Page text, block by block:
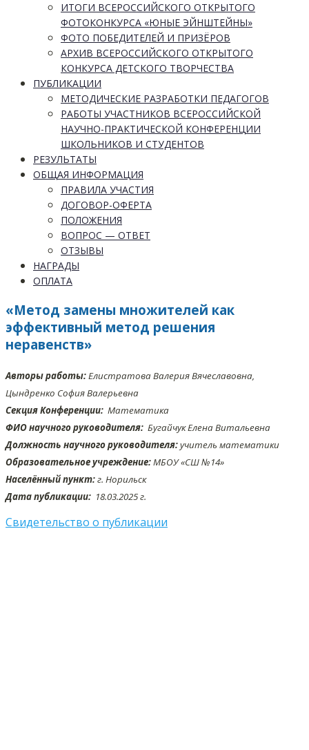
ИТОГИ ВСЕРОССИЙСКОГО ОТКРЫТОГО
ФОТОКОНКУРСА «ЮНЫЕ ЭЙНШТЕЙНЫ»
ФОТО ПОБЕДИТЕЛЕЙ И ПРИЗЁРОВ
АРХИВ ВСЕРОССИЙСКОГО ОТКРЫТОГО
КОНКУРСА ДЕТСКОГО ТВОРЧЕСТВА
ПУБЛИКАЦИИ
МЕТОДИЧЕСКИЕ РАЗРАБОТКИ ПЕДАГОГОВ
РАБОТЫ УЧАСТНИКОВ ВСЕРОССИЙСКОЙ
НАУЧНО-ПРАКТИЧЕСКОЙ КОНФЕРЕНЦИИ
ШКОЛЬНИКОВ И СТУДЕНТОВ
РЕЗУЛЬТАТЫ
ОБЩАЯ ИНФОРМАЦИЯ
ПРАВИЛА УЧАСТИЯ
ДОГОВОР-ОФЕРТА
ПОЛОЖЕНИЯ
ВОПРОС — ОТВЕТ
ОТЗЫВЫ
НАГРАДЫ
ОПЛАТА
«Метод замены множителей как
эффективный метод решения
неравенств»
Авторы работы:Елистратова Валерия Вячеславовна,
Цындренко София Валерьевна
Секция Конференции: Математика
ФИО научного руководителя: Бугайчук Елена Витальевна
Должность научного руководителя:учитель математики
Образовательное учреждение:МБОУ «СШ №14»
Населённый пункт:г. Норильск
Дата публикации: 18.03.2025 г.
Свидетельство о публикации